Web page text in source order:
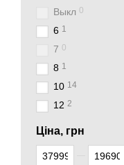
Выкл 0
6 1
7 0
8 1
10 14
12 2
Ціна, грн
Від Ціна, грн
До Ціна, грн